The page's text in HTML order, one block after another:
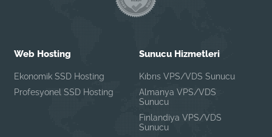
Web Hosting
Ekonomik SSD Hosting
Profesyonel SSD Hosting
Sunucu Hizmetleri
Kıbrıs VPS/VDS Sunucu
Almanya VPS/VDS
Sunucu
Finlandiya VPS/VDS
Sunucu